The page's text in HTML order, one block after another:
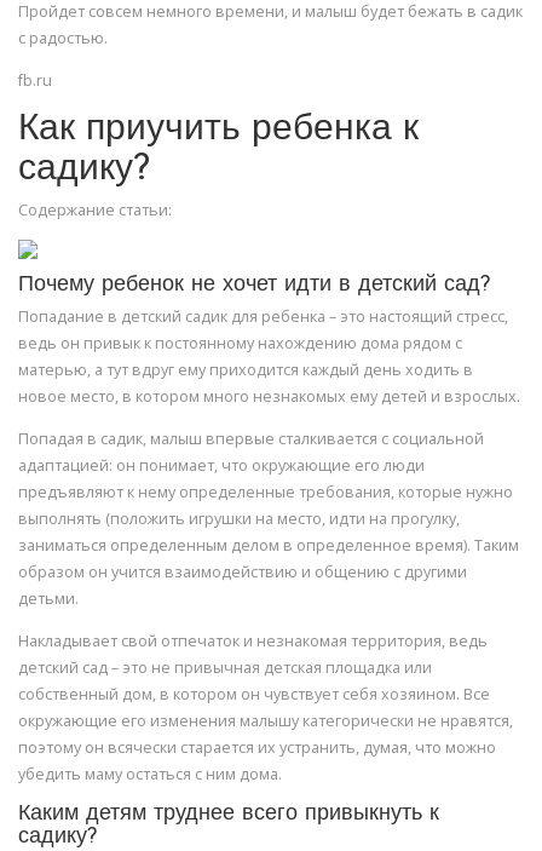
Пройдет совсем немного времени, и малыш будет бежать в садик
с радостью.
fb.ru
Как приучить ребенка к
садику?
Содержание статьи:
Почему ребенок не хочет идти в детский сад?
Попадание в детский садик для ребенка – это настоящий стресс,
ведь он привык к постоянному нахождению дома рядом с
матерью, а тут вдруг ему приходится каждый день ходить в
новое место, в котором много незнакомых ему детей и взрослых.
Попадая в садик, малыш впервые сталкивается с социальной
адаптацией: он понимает, что окружающие его люди
предъявляют к нему определенные требования, которые нужно
выполнять (положить игрушки на место, идти на прогулку,
заниматься определенным делом в определенное время). Таким
образом он учится взаимодействию и общению с другими
детьми.
Накладывает свой отпечаток и незнакомая территория, ведь
детский сад – это не привычная детская площадка или
собственный дом, в котором он чувствует себя хозяином. Все
окружающие его изменения малышу категорически не нравятся,
поэтому он всячески старается их устранить, думая, что можно
убедить маму остаться с ним дома.
Каким детям труднее всего привыкнуть к
садику?